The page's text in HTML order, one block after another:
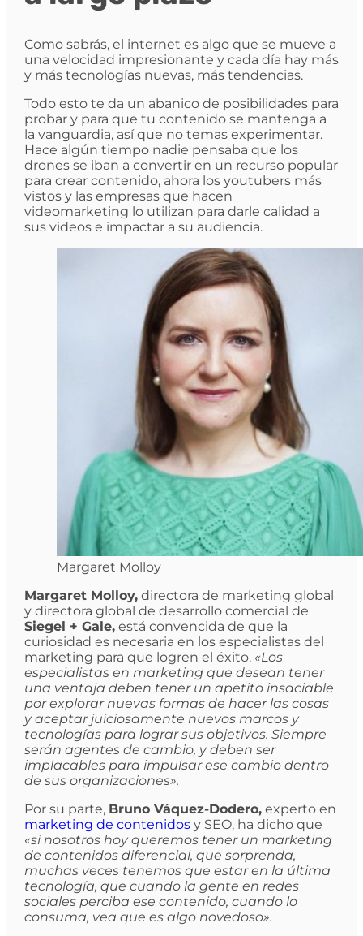
Como sabrás, el internet es algo que se mueve a
una velocidad impresionante y cada día hay más
y más tecnologías nuevas, más tendencias.
Todo esto te da un abanico de posibilidades para
probar y para que tu contenido se mantenga a
la vanguardia, así que no temas experimentar.
Hace algún tiempo nadie pensaba que los
drones se iban a convertir en un recurso popular
para crear contenido, ahora los youtubers más
vistos y las empresas que hacen
videomarketing lo utilizan para darle calidad a
sus videos e impactar a su audiencia.
Margaret Molloy
Margaret Molloy,directora de marketing global
y directora global de desarrollo comercial de
Siegel + Gale,está convencida de que la
curiosidad es necesaria en los especialistas del
marketing para que logren el éxito.«Los
especialistas en marketing que desean tener
una ventaja deben tener un apetito insaciable
por explorar nuevas formas de hacer las cosas
y aceptar juiciosamente nuevos marcos y
tecnologías para lograr sus objetivos. Siempre
serán agentes de cambio, y deben ser
implacables para impulsar ese cambio dentro
de sus organizaciones».
Por su parte, Bruno Váquez-Dodero,experto en
marketing de contenidosy SEO, ha dicho que
«si nosotros hoy queremos tener un marketing
de contenidos diferencial, que sorprenda,
muchas veces tenemos que estar en la última
tecnología, que cuando la gente en redes
sociales perciba ese contenido, cuando lo
consuma, vea que es algo novedoso».